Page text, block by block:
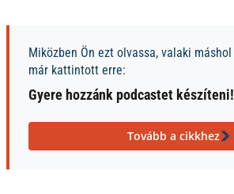
Miközben Ön ezt olvassa, valaki máshol
már kattintott erre:
Gyere hozzánk podcastet készíteni!
Tovább a cikkhez